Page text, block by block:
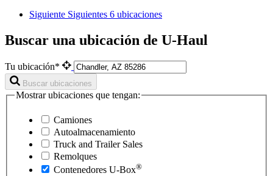
Siguiente Siguientes 6 ubicaciones
Buscar una ubicación de U-Haul
Tu ubicación*
Buscar ubicaciones
Mostrar ubicaciones que tengan:
Camiones
Autoalmacenamiento
Truck and Trailer Sales
Remolques
Contenedores U-Box®